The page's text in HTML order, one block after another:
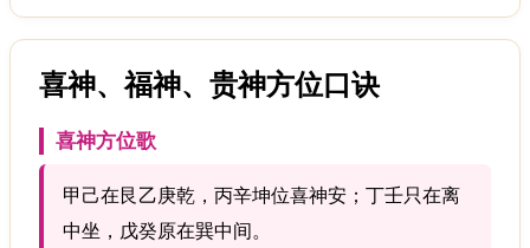
喜神、福神、贵神方位口诀
喜神方位歌
甲己在艮乙庚乾，丙辛坤位喜神安；丁壬只在离
中坐，戊癸原在巽中间。